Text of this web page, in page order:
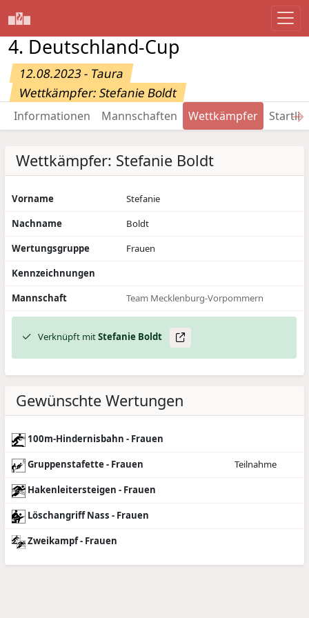
4. Deutschland-Cup
12.08.2023 - Taura
Wettkämpfer: Stefanie Boldt
Informationen Mannschaften Wettkämpfer →
Wettkämpfer: Stefanie Boldt
Vorname
Stefanie
Nachname
Boldt
Wertungsgruppe
Frauen
Kennzeichnungen
Mannschaft
Team Mecklenburg-Vorpommern
Verknüpft mitStefanie Boldt
Gewünschte Wertungen
100m-Hindernisbahn - Frauen
Gruppenstafette - Frauen Teilnahme
Hakenleitersteigen - Frauen
Löschangriff Nass - Frauen
Zweikampf - Frauen